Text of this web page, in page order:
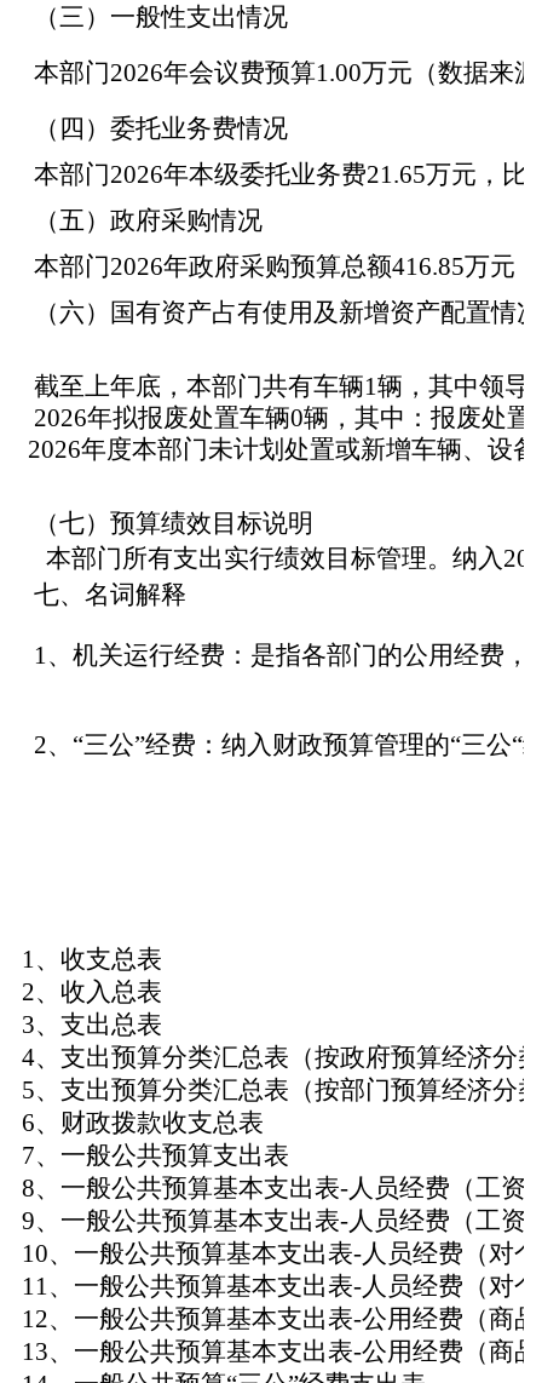
（三）一般性支出情况
本部门2026年会议费预算1.00万元（数据来
（四）委托业务费情况
本部门2026年本级委托业务费21.65万元，比
（五）政府采购情况
本部门2026年政府采购预算总额416.85万元
（六）国有资产占有使用及新增资产配置情况
截至上年底，本部门共有车辆1辆，其中领导
2026年拟报废处置车辆0辆，其中：报废处置
2026年度本部门未计划处置或新增车辆、设
（七）预算绩效目标说明
本部门所有支出实行绩效目标管理。纳入
七、名词解释
1、机关运行经费：是指各部门的公用经费
2、“三公”经费：纳入财政预算管理的“三公
1、收支总表
2、收入总表
3、支出总表
4、支出预算分类汇总表（按政府预算经济分
5、支出预算分类汇总表（按部门预算经济分
6、财政拨款收支总表
7、一般公共预算支出表
8、一般公共预算基本支出表-人员经费（工资
9、一般公共预算基本支出表-人员经费（工资
10、一般公共预算基本支出表-人员经费（对
11、一般公共预算基本支出表-人员经费（对
12、一般公共预算基本支出表-公用经费（商
13、一般公共预算基本支出表-公用经费（商